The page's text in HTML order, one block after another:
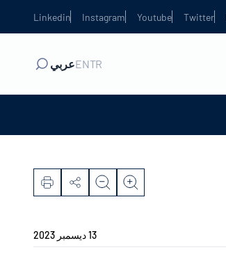
Twitter
Youtube
Instagram
Linkedin
TR
ENعربي
13 ديسمبر 2023